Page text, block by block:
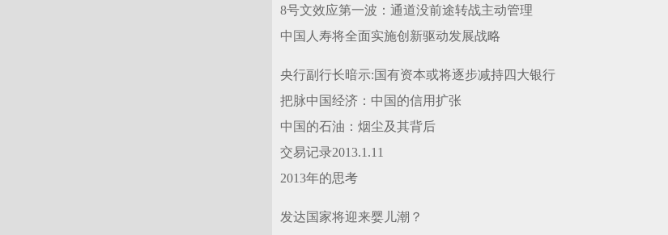
8号文效应第一波：通道没前途转战主动管理
中国人寿将全面实施创新驱动发展战略
央行副行长暗示:国有资本或将逐步减持四大银行
把脉中国经济：中国的信用扩张
中国的石油：烟尘及其背后
交易记录2013.1.11
2013年的思考
发达国家将迎来婴儿潮？